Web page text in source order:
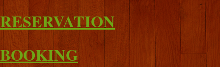
RESERVATION
BOOKING